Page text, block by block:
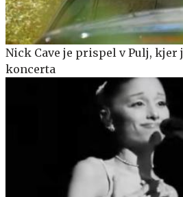
Nick Cave je prispel v Pulj, kjer
koncerta